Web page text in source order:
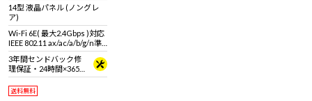
14型 液晶パネル (ノングレ
ア)
Wi-Fi 6E( 最大2.4Gbps )対応
IEEE 802.11 ax/ac/a/b/g/n準
拠 ＋ Bluetooth 5内蔵
3年間センドバック修
理保証・24時間×365
日電話サポート
送料無料